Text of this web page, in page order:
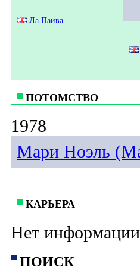
Ла Паива
ПОТОМСТВО
1978
Мари Ноэль
КАРЬЕРА
Нет информации
ПОИСК